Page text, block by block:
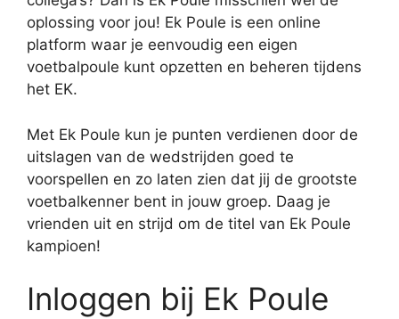
oplossing voor jou! Ek Poule is een online
platform waar je eenvoudig een eigen
voetbalpoule kunt opzetten en beheren tijdens
het EK.
Met Ek Poule kun je punten verdienen door de
uitslagen van de wedstrijden goed te
voorspellen en zo laten zien dat jij de grootste
voetbalkenner bent in jouw groep. Daag je
vrienden uit en strijd om de titel van Ek Poule
kampioen!
Inloggen bij Ek Poule